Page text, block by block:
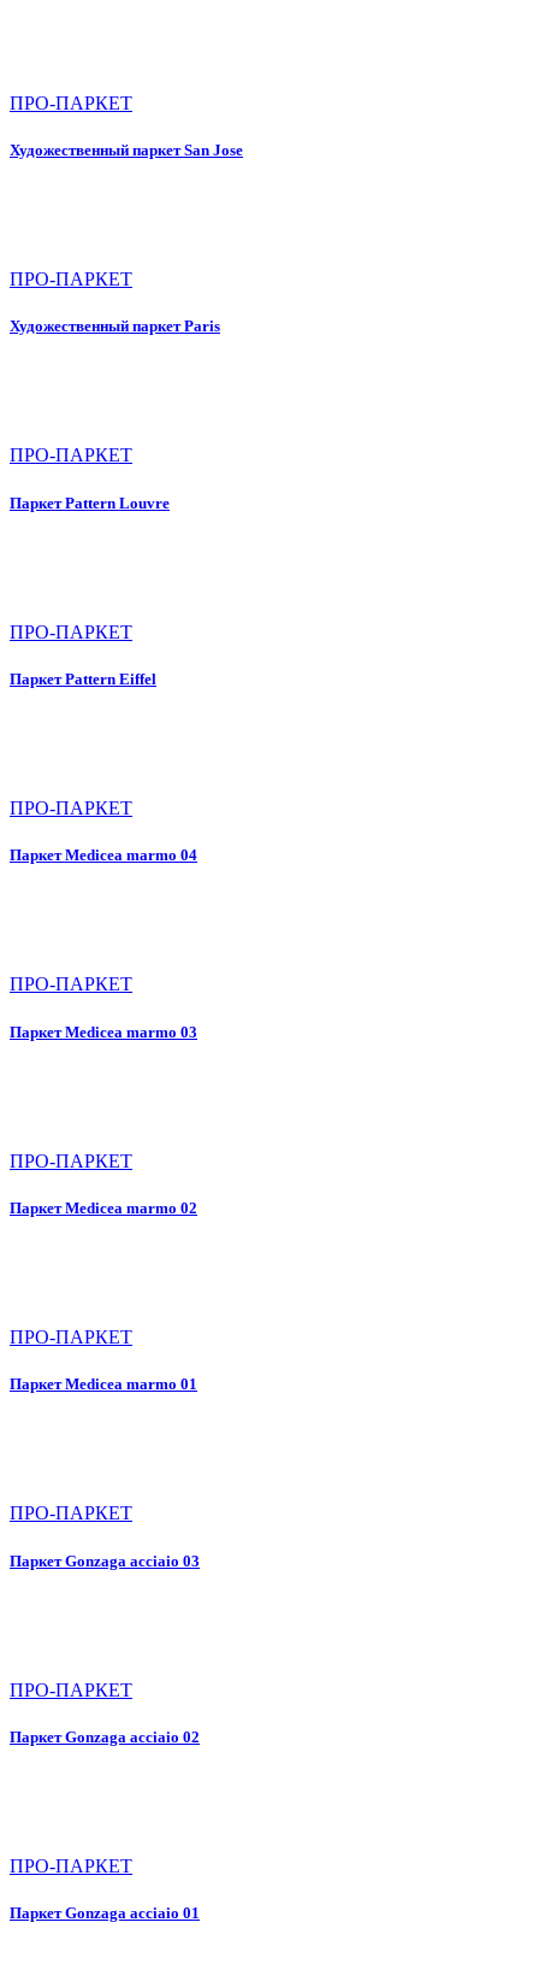
ПРО-ПАРКЕТ
Художественный паркет San Jose
ПРО-ПАРКЕТ
Художественный паркет Paris
ПРО-ПАРКЕТ
Паркет Pattern Louvre
ПРО-ПАРКЕТ
Паркет Pattern Eiffel
ПРО-ПАРКЕТ
Паркет Medicea marmo 04
ПРО-ПАРКЕТ
Паркет Medicea marmo 03
ПРО-ПАРКЕТ
Паркет Medicea marmo 02
ПРО-ПАРКЕТ
Паркет Medicea marmo 01
ПРО-ПАРКЕТ
Паркет Gonzaga acciaio 03
ПРО-ПАРКЕТ
Паркет Gonzaga acciaio 02
ПРО-ПАРКЕТ
Паркет Gonzaga acciaio 01